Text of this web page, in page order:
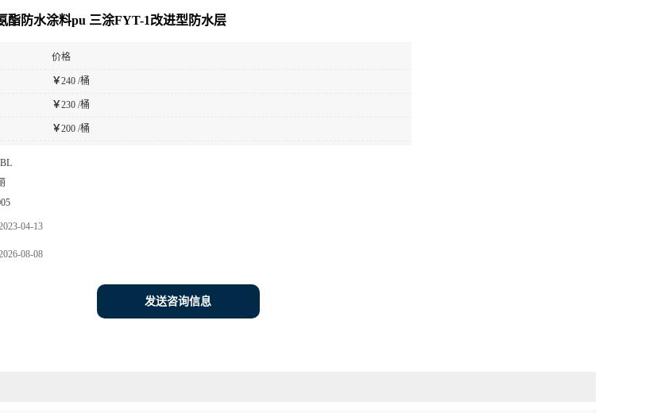
酯防水涂料pu 三涂FYT-1改进型防水层
价格
￥240 /桶
￥230 /桶
￥200 /桶
04-13
08-08
发送咨询信息